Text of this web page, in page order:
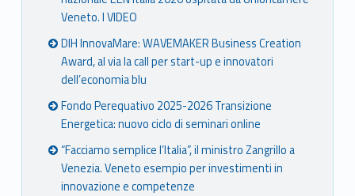
Veneto. I VIDEO
DIH InnovaMare: WAVEMAKER Business Creation
Award, al via la call per start-up e innovatori
dell’economia blu
Fondo Perequativo 2025-2026 Transizione
Energetica: nuovo ciclo di seminari online
“Facciamo semplice l’Italia”, il ministro Zangrillo a
Venezia. Veneto esempio per investimenti in
innovazione e competenze